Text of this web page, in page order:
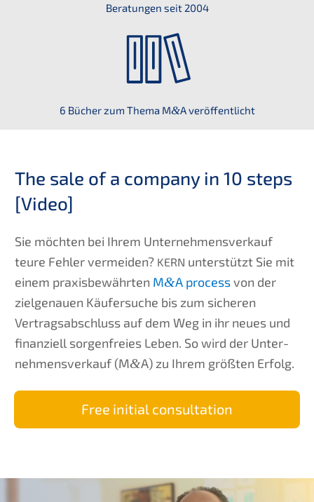
Beratun­gen seit 2004
6 Bücher zum Thema M&A veröffentlicht
The sale of a compa­ny in 10 steps
[Video]
Sie möchten bei Ihrem Unter­nehmens­verkauf
teure Fehler vermei­den? KERN unter­stützt Sie mit
einem praxis­be­währ­ten M&A processvon der
zielge­nau­en Käufer­su­che bis zum siche­ren
Vertrags­ab­schluss auf dem Weg in ihr neues und
finan­zi­ell sorgen­frei­es Leben. So wird der Unter­
nehmens­verkauf (M&A) zu Ihrem größten Erfolg.
Free initi­al consultation